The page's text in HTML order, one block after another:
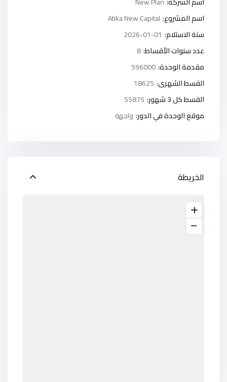
اسم المشروع: Atika New Capital
سنة الاستلام: 2026-01-01
عدد سنوات الأقساط:8
مقدمة الوحدة:596000
القسط الشهرى: 18625
القسط كل 3 شهور:
55875
موقع الوحدة في الدور: واجهة
الخريطة